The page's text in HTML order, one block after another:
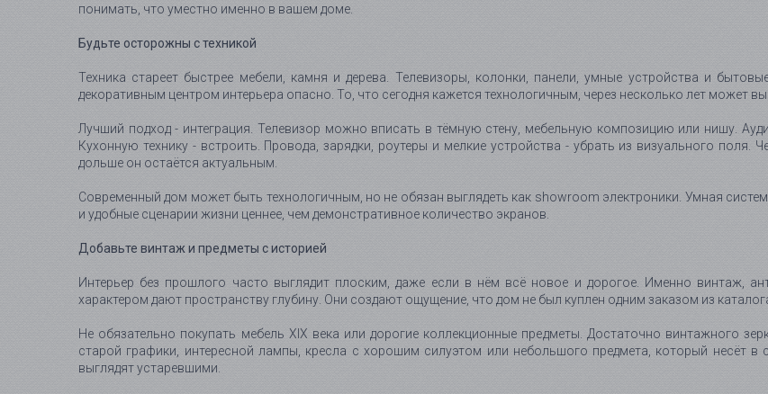
понимать, что уместно именно в вашем доме.
Будьте осторожны с техникой
Техника стареет быстрее мебели, камня и дерева. Телевизоры, колонки, панели, умные устройства и
декоративным центром интерьера опасно. То, что сегодня кажется технологичным, через несколько лет может
Лучший подход - интеграция. Телевизор можно вписать в тёмную стену, мебельную композицию или нишу.
Кухонную технику - встроить. Провода, зарядки, роутеры и мелкие устройства - убрать из визуального поля.
дольше он остаётся актуальным.
Современный дом может быть технологичным, но не обязан выглядеть как showroom электроники. Умная
и удобные сценарии жизни ценнее, чем демонстративное количество экранов.
Добавьте винтаж и предметы с историей
Интерьер без прошлого часто выглядит плоским, даже если в нём всё новое и дорогое. Именно винтаж,
характером дают пространству глубину. Они создают ощущение, что дом не был куплен одним заказом из
Не обязательно покупать мебель XIX века или дорогие коллекционные предметы. Достаточно винтажного
старой графики, интересной лампы, кресла с хорошим силуэтом или небольшого предмета, который несёт
выглядят устаревшими.